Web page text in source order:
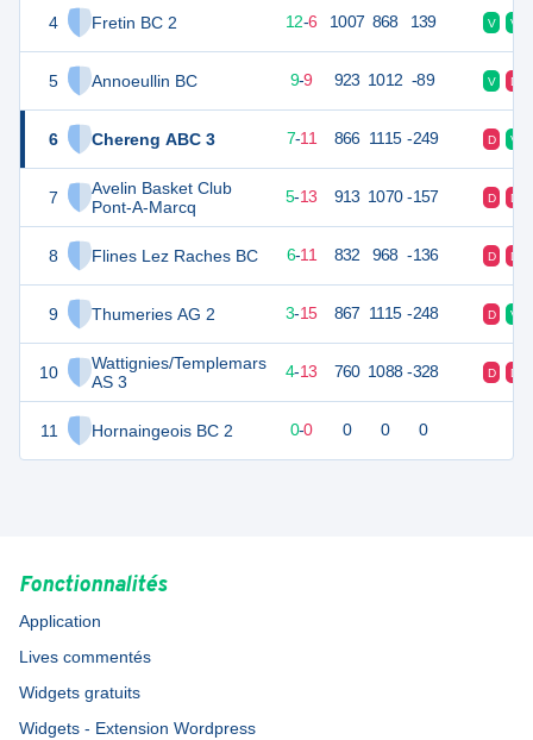
4 Fretin BC 2
5 Annoeullin BC
6 Chereng ABC 3
7
Avelin Basket Club
Pont-A-Marcq
8 Flines Lez Raches BC
9 Thumeries AG 2
10
Wattignies/Templemars
AS 3
11 Hornaingeois BC 2
12-6 1007 868 139 V V
9-9 923 1012 -89 V D
25 7-11 866 1115 -249 D V
23 5-13 913 1070 -157 D D
23 18 6-11 832 968 -136 D D
21 3-15 867 1115 -248 D V
21 18 4-13 760 1088 -328 D D
0 0-0 0 0 0
Fonctionnalités
Application
Lives commentés
Widgets gratuits
Widgets - Extension Wordpress